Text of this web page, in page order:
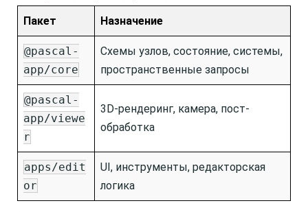
Пакет Назначение
@pascal-
app/core
Схемы узлов, состояние, системы,
пространственные запросы
@pascal-
app/viewe
r
3D-рендеринг, камера, пост-
обработка
apps/edit
or
UI, инструменты, редакторская
логика